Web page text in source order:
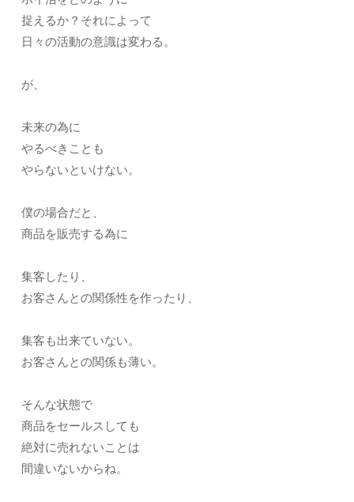
捉えるか？それによって
日々の活動の意識は変わる。
が、
未来の為に
やるべきことも
やらないといけない。
僕の場合だと、
商品を販売する為に
集客したり、
お客さんとの関係性を作ったり、
集客も出来ていない。
お客さんとの関係も薄い。
そんな状態で
商品をセールスしても
絶対に売れないことは
間違いないからね。